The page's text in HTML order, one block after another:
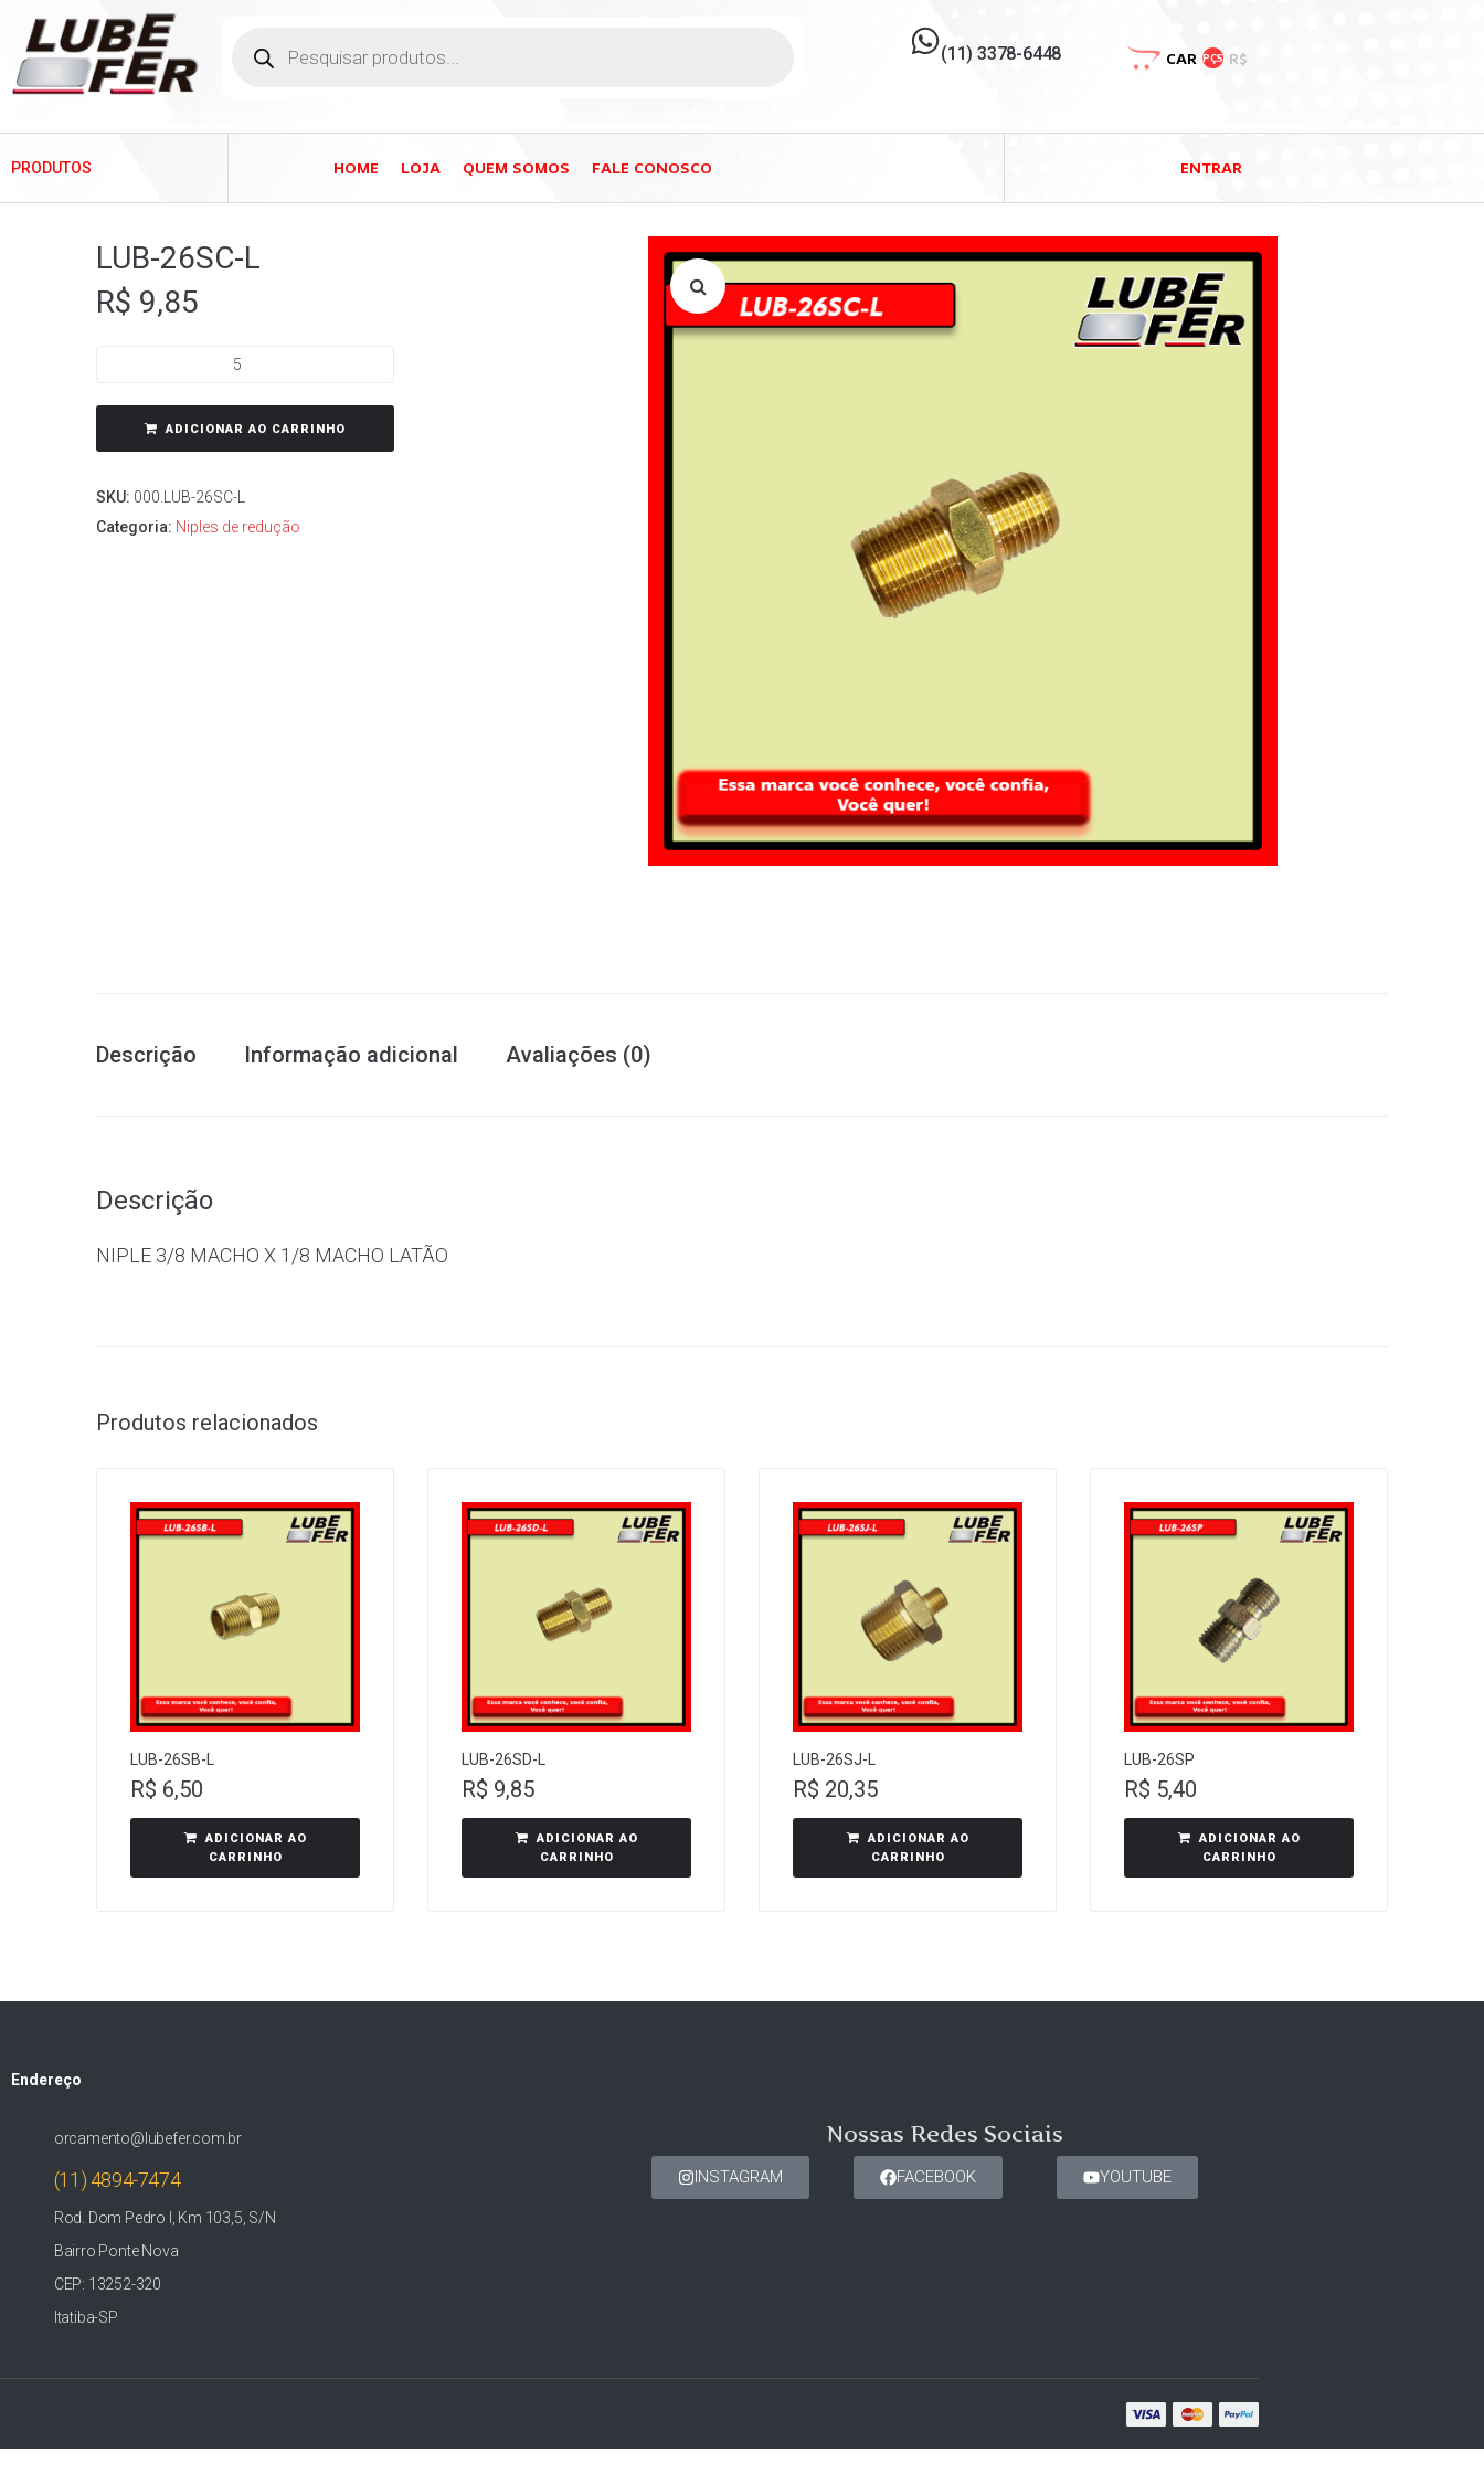
(11) 3378-6448 CAR PÇS R$
PRODUTOS HOME LOJA QUEM SOMOS FALE CONOSCO ENTRAR
LUB-26SC-L
R$ 9,85
ADICIONAR AO CARRINHO
SKU: 000.LUB-26SC-L
Categoria: Niples de redução
Descrição Informação adicional Avaliações (0)
Descrição
NIPLE 3/8 MACHO X 1/8 MACHO LATÃO
Produtos relacionados
LUB-26SB-L
R$ 6,50
ADICIONAR AO
CARRINHO
LUB-26SD-L
R$ 9,85
ADICIONAR AO
CARRINHO
LUB-26SJ-L
R$ 20,35
ADICIONAR AO
CARRINHO
LUB-26SP
R$ 5,40
ADICIONAR AO
CARRINHO
Endereço
orcamento@lubefer.com.br
(11) 4894-7474
Rod. Dom Pedro I, Km 103,5, S/N
Bairro Ponte Nova
CEP: 13252-320
Itatiba-SP
Nossas Redes Sociais
INSTAGRAM FACEBOOK YOUTUBE